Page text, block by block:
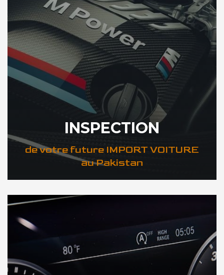
INSPECTION
de votre future IMPORT VOITURE
au Pakistan
DÉCOUVREZ VOTRE INSPECTION AUTO au Pakistan